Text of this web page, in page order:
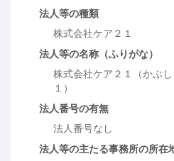
法人等の種類
株式会社ケア２１
法人等の名称（ふりがな）
株式会社ケア２１（かぶ
１）
法人番号の有無
法人番号なし
法人等の主たる事務所の所在